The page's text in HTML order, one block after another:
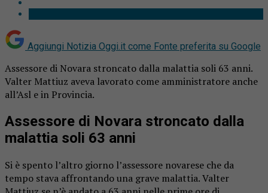
Aggiungi Notizia Oggi.it come Fonte preferita su Google
Assessore di Novara stroncato dalla malattia soli 63 anni.
Valter Mattiuz aveva lavorato come amministratore anche
all’Asl e in Provincia.
Assessore di Novara stroncato dalla
malattia soli 63 anni
Si è spento l’altro giorno l’assessore novarese che da
tempo stava affrontando una grave malattia. Valter